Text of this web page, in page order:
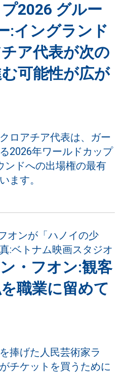
2026 グルー
:イングランド
ア代表が次の
可能性が広が
ロアチア代表は、ガー
2026年ワールドカップ
ンドへの出場権の最有
ます。
・フオン:観客
職業に留めて
捧げた人民芸術家ラ
チケットを買うために